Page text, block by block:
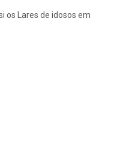
os Lares de idosos em